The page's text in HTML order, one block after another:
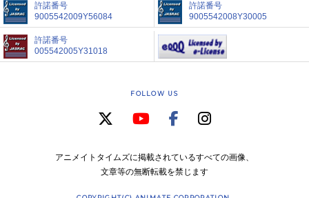
許諾番号
9005542009Y56084
許諾番号
9005542008Y30005
許諾番号
005542005Y31018
FOLLOW US
アニメイトタイムズに掲載されているすべての画像、
文章等の無断転載を禁じます